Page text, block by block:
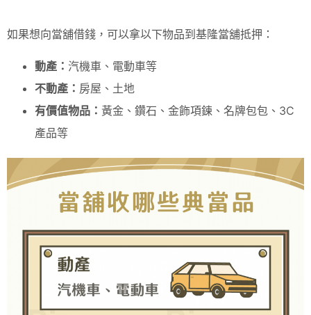
如果想向當舖借錢，可以拿以下物品到基隆當舖抵押：
動產： 汽機車、電動車等
不動產： 房屋、土地
有價值物品： 黃金、鑽石、金飾項鍊、名牌包包、3C
產品等